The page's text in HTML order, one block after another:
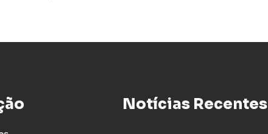
Notícias Recentes